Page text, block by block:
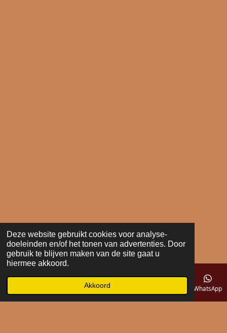
Deze website gebruikt cookies voor analyse-
doeleinden en/of het tonen van advertenties. Door
gebruik te blijven maken van de site gaat u
hiermee akkoord.
Akkoord
Telefoonnummer WhatsApp